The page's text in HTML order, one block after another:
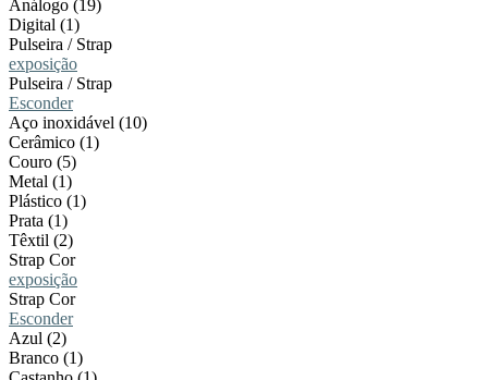
Análogo (19)
Digital (1)
Pulseira / Strap
exposição
Pulseira / Strap
Esconder
Aço inoxidável (10)
Cerâmico (1)
Couro (5)
Metal (1)
Plástico (1)
Prata (1)
Têxtil (2)
Strap Cor
exposição
Strap Cor
Esconder
Azul (2)
Branco (1)